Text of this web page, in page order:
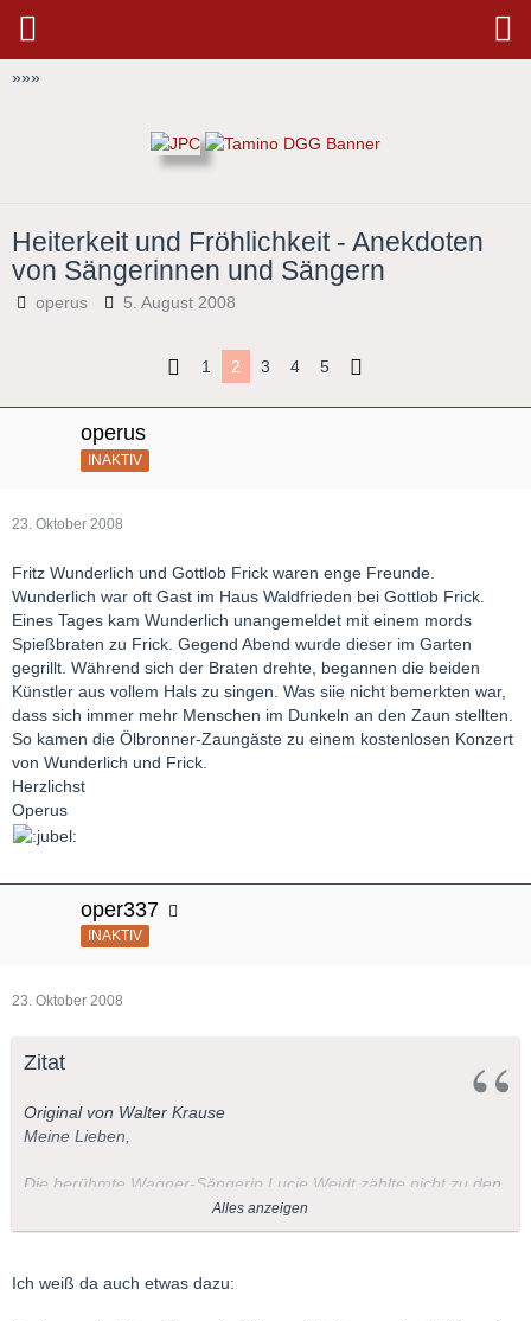
»»»
Heiterkeit und Fröhlichkeit - Anekdoten
von Sängerinnen und Sängern
operus 5. August 2008
1 2 3 4 5
operus
INAKTIV
23. Oktober 2008
Fritz Wunderlich und Gottlob Frick waren enge Freunde.
Wunderlich war oft Gast im Haus Waldfrieden bei Gottlob Frick.
Eines Tages kam Wunderlich unangemeldet mit einem mords
Spießbraten zu Frick. Gegend Abend wurde dieser im Garten
gegrillt. Während sich der Braten drehte, begannen die beiden
Künstler aus vollem Hals zu singen. Was siie nicht bemerkten war,
dass sich immer mehr Menschen im Dunkeln an den Zaun stellten.
So kamen die Ölbronner-Zaungäste zu einem kostenlosen Konzert
von Wunderlich und Frick.
Herzlichst
Operus
oper337
INAKTIV
23. Oktober 2008
Zitat
Original von Walter Krause
Meine Lieben,
Die berühmte Wagner-Sängerin Lucie Weidt zählte nicht zu den
Bühnenkünstlern von ätherischer Schlankheit. Eine böse Zunge
dichtete einstmals:
"Winde Dich, Wuzelwurm, wonnige Weidt, in Wagners
Alles anzeigen
Ich weiß da auch etwas dazu: